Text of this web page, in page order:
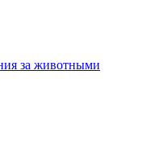
за животными